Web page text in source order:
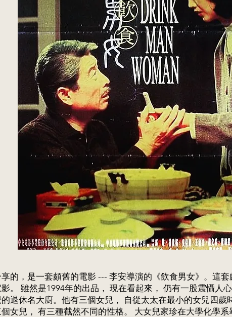
的，是一套頗舊的電影 --- 李安導演的《飲食男女》。這
。 雖然是1994年的出品， 現在看起來， 仍有一股震懾人
退休名大廚。他有三個女兒， 自從太太在最小的女兒四歲
女兒， 有三種截然不同的性格。 大女兒家珍在大學化學